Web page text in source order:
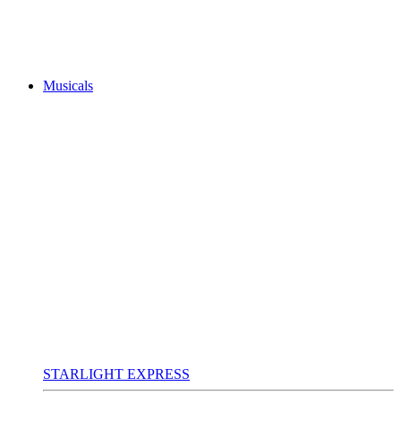
Musicals
STARLIGHT EXPRESS